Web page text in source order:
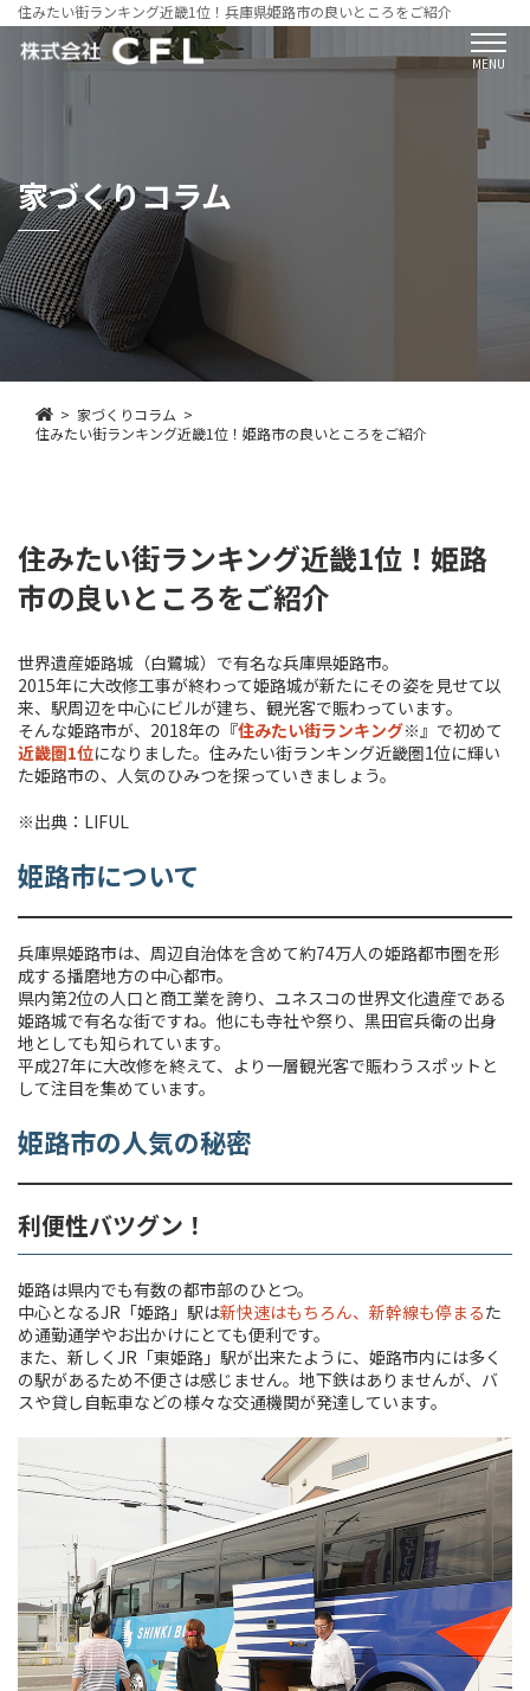
住みたい街ランキング近畿1位！兵庫県姫路市の良いところをご紹介
MENU
家づくりコラム
家づくりコラム
住みたい街ランキング近畿1位！姫路市の良いところをご紹介
住みたい街ランキング近畿1位！姫路
市の良いところをご紹介
世界遺産姫路城（白鷺城）で有名な兵庫県姫路市。
2015年に大改修工事が終わって姫路城が新たにその姿を見せて以
来、駅周辺を中心にビルが建ち、観光客で賑わっています。
そんな姫路市が、2018年の『住みたい街ランキング※』で初めて
近畿圏1位になりました。住みたい街ランキング近畿圏1位に輝い
た姫路市の、人気のひみつを探っていきましょう。
※出典：LIFUL
姫路市について
兵庫県姫路市は、周辺自治体を含めて約74万人の姫路都市圏を形
成する播磨地方の中心都市。
県内第2位の人口と商工業を誇り、ユネスコの世界文化遺産である
姫路城で有名な街ですね。他にも寺社や祭り、黒田官兵衛の出身
地としても知られています。
平成27年に大改修を終えて、より一層観光客で賑わうスポットと
して注目を集めています。
姫路市の人気の秘密
利便性バツグン！
姫路は県内でも有数の都市部のひとつ。
中心となるJR「姫路」駅は新快速はもちろん、新幹線も停まるた
め通勤通学やお出かけにとても便利です。
また、新しくJR「東姫路」駅が出来たように、姫路市内には多く
の駅があるため不便さは感じません。地下鉄はありませんが、バ
スや貸し自転車などの様々な交通機関が発達しています。